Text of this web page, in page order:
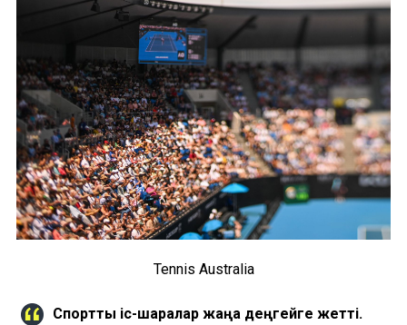
Tennis Australia
Спорттық іс-шаралар жаңа деңгейге жетті.